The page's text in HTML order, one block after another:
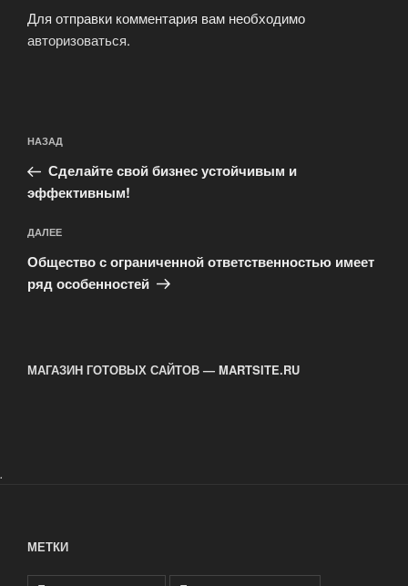
Для отправки комментария вам необходимо
авторизоваться.
по
записям
Предыдущая
запись:
НАЗАД
Сделайте свой бизнес устойчивым и
эффективным!
Следующая
запись
ДАЛЕЕ
Общество с ограниченной ответственностью имеет
ряд особенностей
МАГАЗИН ГОТОВЫХ САЙТОВ — MARTSITE.RU
.
МЕТКИ